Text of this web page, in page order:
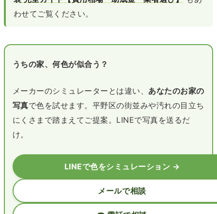
わせてご覧ください。
うちの家、何色が似合う？
メーカーのシミュレーターとは違い、 あなたのお家の
写真で色を試せます。平野区の街並みや汚れの目立ち
にくさまで踏まえてご提案。LINEで写真を送るだ
け。
LINEで色をシミュレーション →
メールで相談